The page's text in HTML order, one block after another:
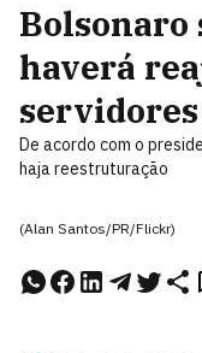
Bolsonaro
haverá
De acordo com o
haja reestruturação
(Alan Santos/PR/Flickr)